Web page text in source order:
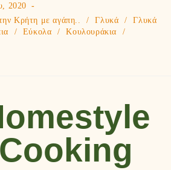
2020
Κρήτη με αγάπη.. / Γλυκά /
Γλυκά
/ Εύκολα / Κουλουράκια
/
Cooking